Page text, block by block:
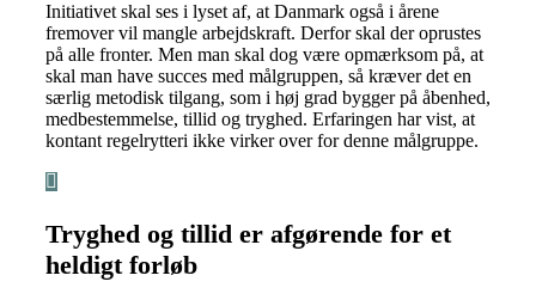
Initiativet skal ses i lyset af, at Danmark også i årene
fremover vil mangle arbejdskraft. Derfor skal der oprustes
på alle fronter. Men man skal dog være opmærksom på, at
skal man have succes med målgruppen, så kræver det en
særlig metodisk tilgang, som i høj grad bygger på åbenhed,
medbestemmelse, tillid og tryghed. Erfaringen har vist, at
kontant regelrytteri ikke virker over for denne målgruppe.
Tryghed og tillid er afgørende for et
heldigt forløb